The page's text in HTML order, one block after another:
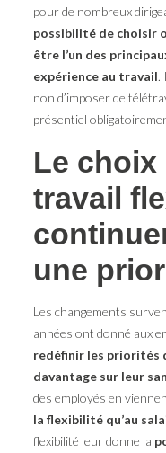
pour de nombreux
possibilité de choisir
être l’un des
expérience au travail.
non d’imposer de
présentiel
Le choix
travail
une
Les changements
années ont donné aux
redéfinir les priorités
davantage sur leur
des employés en
la flexibilité qu’au
flexibilité leur donne la